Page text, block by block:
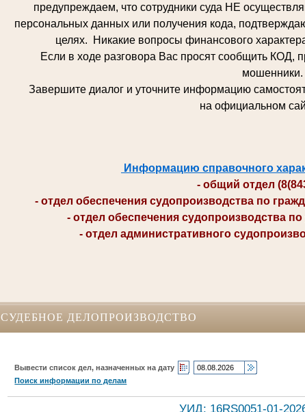
предупреждаем, что сотрудники суда НЕ
персональных данных или получения кода,
целях. Никакие вопросы финансового
Если в ходе разговора Вас просят сообщить КОД,
мошенники.
Завершите диалог и уточните информацию
на официальном
Информацию справочного
- общий отдел
- отдел обеспечения судопроизводства по
- отдел обеспечения судопроизводства по
- отдел административного
СУДЕБНОЕ ДЕЛОПРОИЗВОДСТВО
Вывести список дел, назначенных на дату
Поиск информации по делам
УИД: 16RS0051-01-